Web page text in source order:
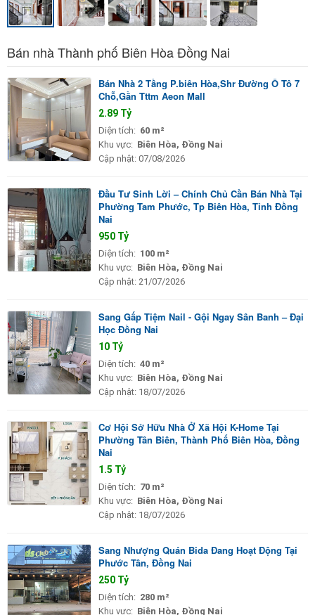
Bán nhà Thành phố Biên Hòa Đồng Nai
Bán Nhà 2 Tầng P.biên Hòa,Shr Đường Ô Tô 7
Chỗ,Gần Tttm Aeon Mall
2.89 Tỷ
Diện tích: 60 m²
Khu vực: Biên Hòa, Đồng Nai
Cập nhật: 07/08/2026
Đầu Tư Sinh Lời – Chính Chủ Cần Bán Nhà Tại
Phường Tam Phước, Tp Biên Hòa, Tỉnh Đồng
Nai
950 Tỷ
Diện tích: 100 m²
Khu vực: Biên Hòa, Đồng Nai
Cập nhật: 21/07/2026
Sang Gấp Tiệm Nail - Gội Ngay Sân Banh – Đại
Học Đồng Nai
10 Tỷ
Diện tích: 40 m²
Khu vực: Biên Hòa, Đồng Nai
Cập nhật: 18/07/2026
Cơ Hội Sở Hữu Nhà Ở Xã Hội K-Home Tại
Phường Tân Biên, Thành Phố Biên Hòa, Đồng
Nai
1.5 Tỷ
Diện tích: 70 m²
Khu vực: Biên Hòa, Đồng Nai
Cập nhật: 18/07/2026
Sang Nhượng Quán Bida Đang Hoạt Động Tại
Phước Tân, Đồng Nai
250 Tỷ
Diện tích: 280 m²
Khu vực: Biên Hòa, Đồng Nai